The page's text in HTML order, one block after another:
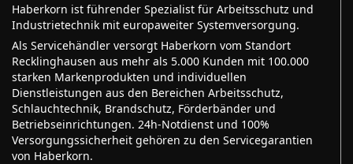
Haberkorn ist führender Spezialist für Arbeitsschutz und
Industrietechnik mit europaweiter Systemversorgung.
Als Servicehändler versorgt Haberkorn vom Standort
Recklinghausen aus mehr als 5.000 Kunden mit 100.000
starken Markenprodukten und individuellen
Dienstleistungen aus den Bereichen Arbeitsschutz,
Schlauchtechnik, Brandschutz, Förderbänder und
Betriebseinrichtungen. 24h-Notdienst und 100%
Versorgungssicherheit gehören zu den Servicegarantien
von Haberkorn.